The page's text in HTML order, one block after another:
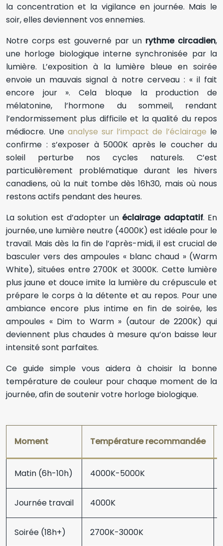
la concentration et la vigilance en journée. Mais le
soir, elles deviennent vos ennemies.
Notre corps est gouverné par un rythme circadien,
une horloge biologique interne synchronisée par la
lumière. L’exposition à la lumière bleue en soirée
envoie un mauvais signal à notre cerveau : « il fait
encore jour ». Cela bloque la production de
mélatonine, l’hormone du sommeil, rendant
l’endormissement plus difficile et la qualité du repos
médiocre. Une analyse sur l’impact de l’éclairage le
confirme : s’exposer à 5000K après le coucher du
soleil perturbe nos cycles naturels. C’est
particulièrement problématique durant les hivers
canadiens, où la nuit tombe dès 16h30, mais où nous
restons actifs pendant des heures.
La solution est d’adopter un éclairage adaptatif. En
journée, une lumière neutre (4000K) est idéale pour le
travail. Mais dès la fin de l’après-midi, il est crucial de
basculer vers des ampoules « blanc chaud » (Warm
White), situées entre 2700K et 3000K. Cette lumière
plus jaune et douce imite la lumière du crépuscule et
prépare le corps à la détente et au repos. Pour une
ambiance encore plus intime en fin de soirée, les
ampoules « Dim to Warm » (autour de 2200K) qui
deviennent plus chaudes à mesure qu’on baisse leur
intensité sont parfaites.
Ce guide simple vous aidera à choisir la bonne
température de couleur pour chaque moment de la
journée, afin de soutenir votre horloge biologique.
Moment Température recommandée
Matin (6h-10h) 4000K-5000K
Journée travail 4000K
Soirée (18h+) 2700K-3000K